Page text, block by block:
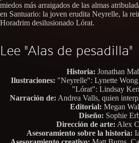
miedos más arraigados de las almas
en Santuario: la joven erudita Neyrelle, la
Horadrim desilusionado Lórat.
Lee "Alas de pesadilla"
Historia: Jonathan
Ilustraciones: "Neyrelle": Lynette
"Lórat": Lindsay
Narración de: Andrea Valls, quien
Editorial: Megan
Diseño: Sophie
Dirección de arte: Alex
Asesoramiento sobre la historia: